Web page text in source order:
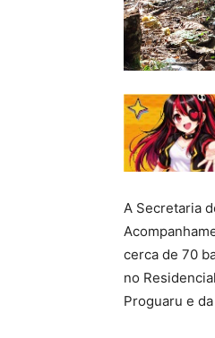
A Secretaria
cerca de 70
no
Proguaru e